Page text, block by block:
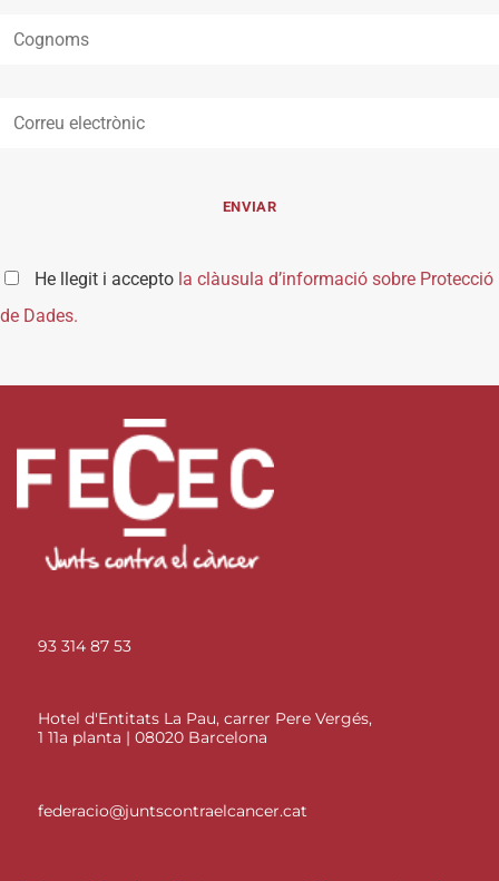
He llegit i accepto la clàusula d’informació sobre Protecció
de Dades.
93 314 87 53
Hotel d'Entitats La Pau, carrer Pere Vergés,
1 11a planta | 08020 Barcelona
federacio@juntscontraelcancer.cat